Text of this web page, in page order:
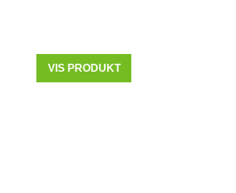
VIS PRODUKT